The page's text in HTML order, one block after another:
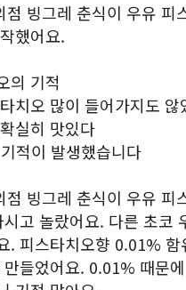
점 빙그레 춘식이 우유 피
했어요.
의 기적
치오 많이 들어가지도 않
실히 맛있다
적이 발생했습니다
점 빙그레 춘식이 우유 피
고 놀랐어요. 다른 초코
. 피스타치오향 0.01%
들었어요. 0.01% 때문